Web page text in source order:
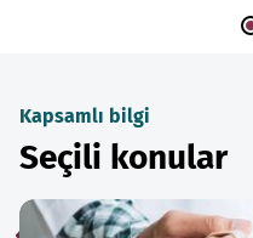
Kapsamlı bilgi
Seçili konular